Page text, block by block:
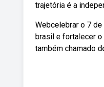
trajetória é a
Webcelebrar o 7
brasil e fortalecer o
também chamado